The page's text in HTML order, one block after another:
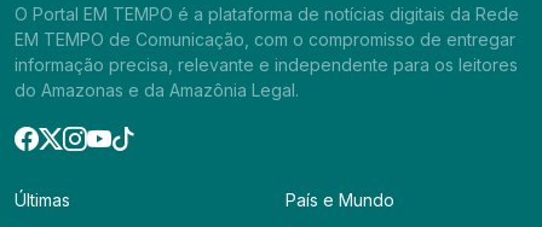
O Portal EM TEMPO é a plataforma de notícias digitais da Rede
EM TEMPO de Comunicação, com o compromisso de entregar
informação precisa, relevante e independente para os leitores
do Amazonas e da Amazônia Legal.
Últimas
País e Mundo